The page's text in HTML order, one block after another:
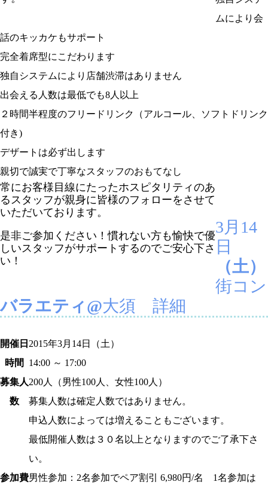
ムにより会
話のキッカケもサポート
完全着席型にこだわります
独自システムにより店舗渋滞はありません
出会える人数は最低でも8人以上
２時間半程度のフリードリンク（アルコール、ソフトドリンク
付き)
デザートは必ず出します
親切で誠実で丁寧なスタッフのおもてなし
常にお客様目線にたったホスピタリティのあ
るスタッフが親身に皆様のフォローをさせて
いただいております。
是非ご参加ください！慣れない方も愉快で優
しいスタッフがサポートするのでご安心下さ
い！
3月14
日
（土）
街コン
バラエティ@大須 詳細
開催日 2015年3月14日
（土）
時間
14:00 ～ 17:00
募集人
数
200人（男性100人、女性100人）
募集人数は確定人数ではありません。
申込人数によっては増えることもございます。
最低開催人数は３０名以上となりますのでご了承下さ
い。
参加費男性参加：2名参加でペア割引 6,980円/名 1名参加は